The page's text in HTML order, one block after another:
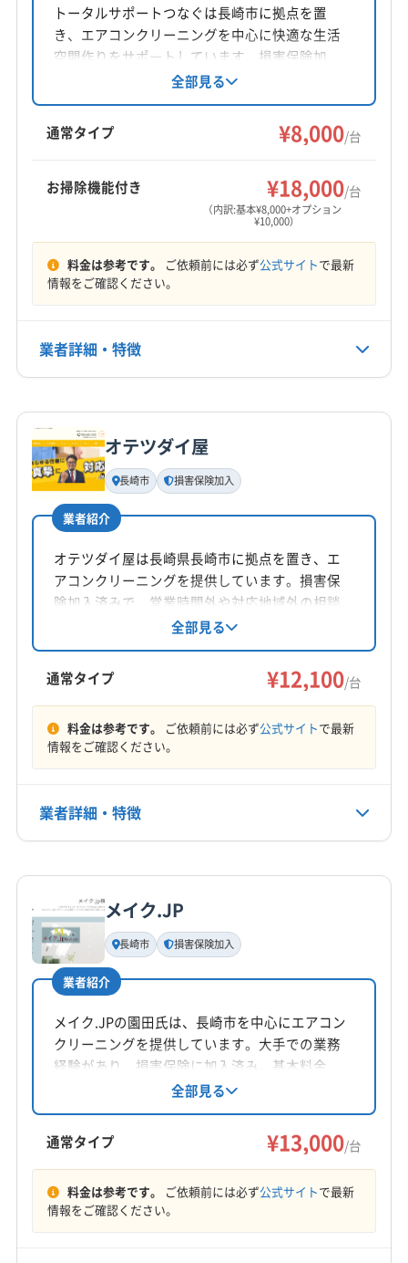
長崎県長崎市出来大工町10-4 階
対応地域
西彼杵郡時津町
営業時間
8:00〜20:00
定休日
080-5280-1760
公式サイトを見る
トータルサポートつなぐは長崎市に拠点を置
き、エアコンクリーニングを中心に快適な生活
空間作りをサポートしています。損害保険加
入、営業時間外の相談も可能です。丁寧な作業
と分かりやすい説明を心掛け、高齢者の生活サ
ポートにも注力。防カビ・抗菌コーティングに
も対応しています。
全部見る
通常タイプ ¥8,000/台
お掃除機能付き ¥18,000/台
（内訳:基本¥8,000+オプション
¥10,000）
料金は参考です。 ご依頼前には必ず公式サイトで最新
情報をご確認ください。
業者詳細・特徴
基本情報
代表者名
瀬川翔
所在地
長崎県長崎市草住町5 佐藤ビル2 F
対応地域
大村市 島原市
西彼杵郡時津町
西彼杵郡長与町
電話番号
非公開
公式サイトを見る
オテツダイ屋
長崎市 損害保険加入
業者紹介
オテツダイ屋は長崎県長崎市に拠点を置き、エ
アコンクリーニングを提供しています。損害保
険加入済みで、営業時間外や対応地域外の相談
も可能です。基本料金は一律12,100円/台。土日
祝日も対応し、保証付きです。長崎市、諫早
市、大村市などでサービスを展開しています。
全部見る
通常タイプ ¥12,100/台
料金は参考です。 ご依頼前には必ず公式サイトで最新
情報をご確認ください。
業者詳細・特徴
基本情報
代表者名
非公開
所在地
長崎県長崎市松が枝町5-35 丸田屋ビル2 F
対応地域
諫早市
西彼杵郡時津町
西彼杵郡長与町
メイク.JP
長崎市 損害保険加入
業者紹介
メイク.JPの園田氏は、長崎市を中心にエアコン
クリーニングを提供しています。大手での業務
経験があり、損害保険に加入済み。基本料金
13,000円からで、複数台割引があります。平日
7:30〜18:00、土日祝も営業（日曜は相談可）。匠
の技術で、住まいの悩みを解決します。
全部見る
通常タイプ ¥13,000/台
料金は参考です。 ご依頼前には必ず公式サイトで最新
情報をご確認ください。